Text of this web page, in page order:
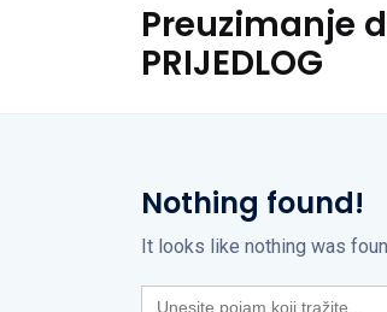
Preuzimanje
PRIJEDLOG
Nothing found!
It looks like nothing was
Search